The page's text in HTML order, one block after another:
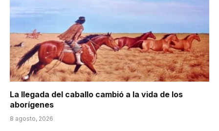
La llegada del caballo cambió a la vida de los
aborígenes
8 agosto, 2026